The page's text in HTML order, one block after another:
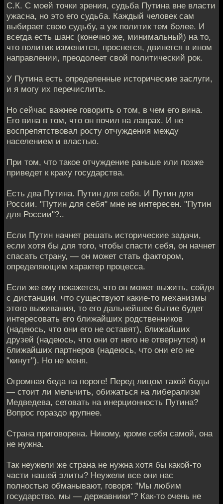
С.К. С моей точки зрения, судьба Путина вне власти
ужасна, но это его судьба. Каждый человек сам
выбирает свою судьбу, а уж политик тем более. И
всегда есть шанс (конечно же, минимальный) на то,
что политик изменится, проснется, двинется в ином
направлении, преодолеет свой политический рок.
У Путина есть определенные исторические заслуги,
и я могу их перечислить.
Но сейчас важнее говорить о том, в чем его вина.
Его вина в том, что он почил на лаврах. И не
воспрепятствовал росту отчуждения между
населением и властью.
При том, что такое отчуждение раньше или позже
приведет к краху государства.
Есть два Путина. Путин для себя. И Путин для
России. "Путин для себя" мне не интересен. "Путин
для России"?..
Если Путин начнет решать исторические задачи,
если хотя бы для того, чтобы спасти себя, он начнет
спасать страну, — он может стать фактором,
определяющим характер процесса.
Если же ему покажется, что он может выжить, сойдя
с дистанции, что существуют какие-то механизмы
этого выживания, то его дальнейшее бытие будет
интересовать его ближайших родственников
(надеюсь, что они его не оставят), ближайших
друзей (надеюсь, что они от него не отвернутся) и
ближайших партнеров (надеюсь, что они его не
"кинут"). Но не меня.
Огромная беда на пороге! Перед лицом такой беды
— стоит ли мельчить, обижаться на либерализм
Медведева, сетовать на инерционность Путина?
Вопрос гораздо крупнее.
Страна приговорена. Никому, кроме себя самой, она
не нужна.
Так неужели же страна не нужна хотя бы какой-то
части нашей элиты? Неужели все они нас
полностью обманывают, говоря: "Мы любим
государство, мы — державники"? Как-то очень не